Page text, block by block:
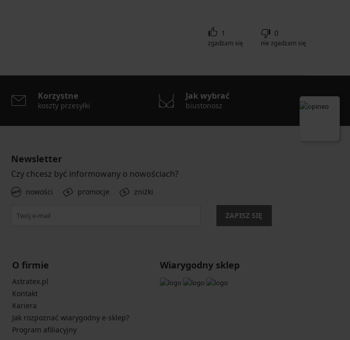
1
zgadzam się
0
nie zgadzam się
Korzystne
koszty przesyłki
Jak wybrać
biustonosz
Newsletter
Czy chcesz być informowany o nowościach?
nowości promocje zniżki
ZAPISZ SIĘ
O firmie
Astratex.pl
Kontakt
Kariera
Jak rozpoznać wiarygodny e-sklep?
Program afiliacyjny
Wiarygodny sklep